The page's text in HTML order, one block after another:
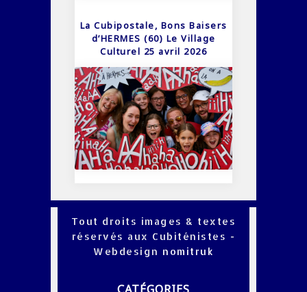
La Cubipostale, Bons Baisers
d’HERMES (60) Le Village
Culturel 25 avril 2026
Tout droits images & textes
réservés aux Cubiténistes -
Webdesign nomitruk